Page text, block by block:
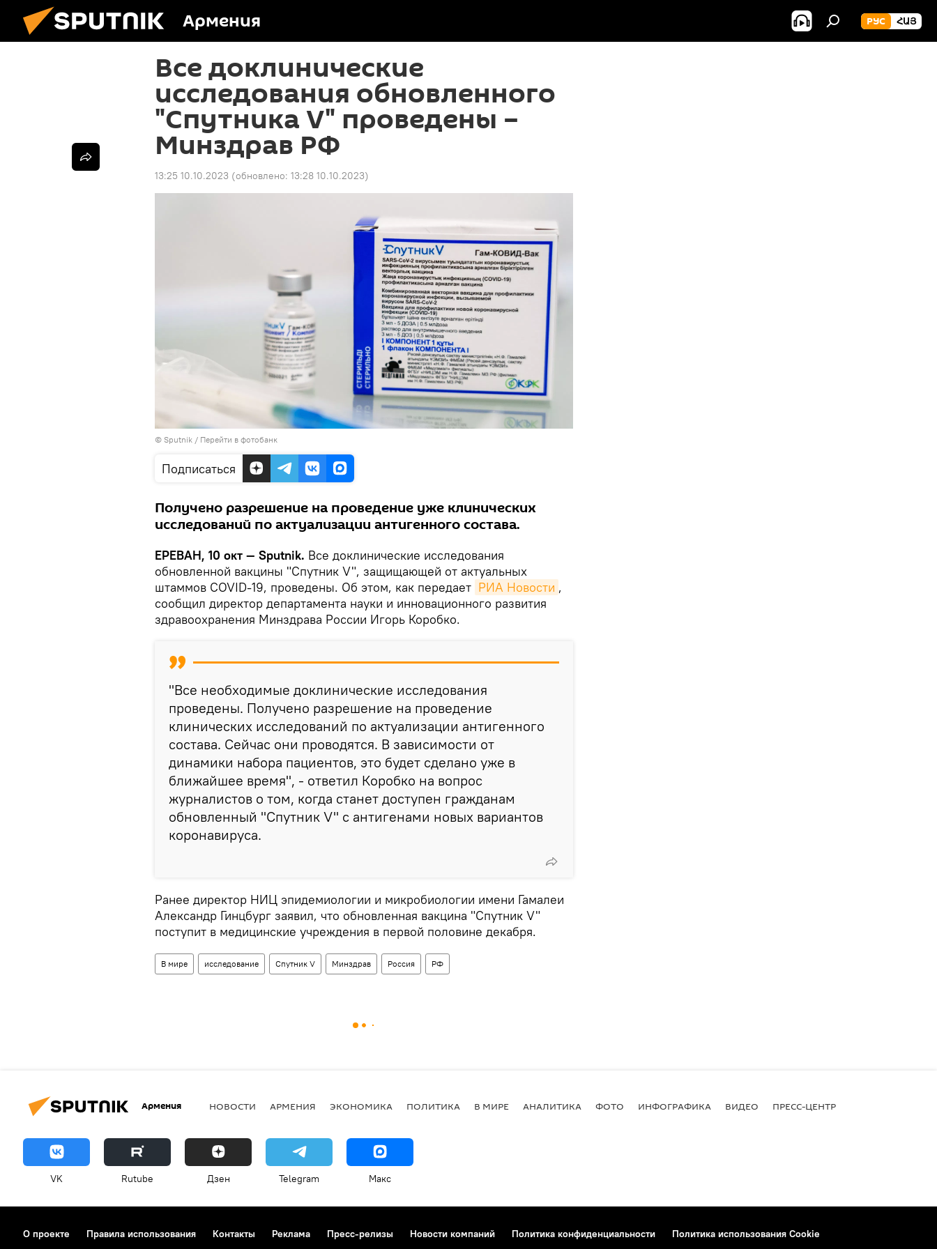
Армения РУС ՀԱՅ
Все доклинические
исследования обновленного
"Спутника V" проведены –
Минздрав РФ
13:25 10.10.2023 (обновлено: 13:28 10.10.2023)
© Sputnik / Перейти в фотобанк
Подписаться
Получено разрешение на проведение уже клинических
исследований по актуализации антигенного состава.
ЕРЕВАН, 10 окт — Sputnik. Все доклинические исследования
обновленной вакцины "Спутник V", защищающей от актуальных
штаммов COVID-19, проведены. Об этом, как передает РИА Новости ,
сообщил директор департамента науки и инновационного развития
здравоохранения Минздрава России Игорь Коробко.
"Все необходимые доклинические исследования
проведены. Получено разрешение на проведение
клинических исследований по актуализации антигенного
состава. Сейчас они проводятся. В зависимости от
динамики набора пациентов, это будет сделано уже в
ближайшее время", - ответил Коробко на вопрос
журналистов о том, когда станет доступен гражданам
обновленный "Спутник V" с антигенами новых вариантов
коронавируса.
Ранее директор НИЦ эпидемиологии и микробиологии имени Гамалеи
Александр Гинцбург заявил, что обновленная вакцина "Спутник V"
поступит в медицинские учреждения в первой половине декабря.
В мире исследование Спутник V Минздрав Россия РФ
Армения НОВОСТИ АРМЕНИЯ ЭКОНОМИКА ПОЛИТИКА В МИРЕ АНАЛИТИКА ФОТО ИНФОГРАФИКА ВИДЕО ПРЕСС-ЦЕНТР
VK Rutube Дзен Telegram Макс
О проекте Правила использования Контакты Реклама Пресс-релизы Новости компаний Политика конфиденциальности
Политика использования Cookie